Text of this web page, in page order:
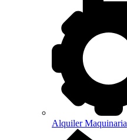
Alquiler Maquinaria